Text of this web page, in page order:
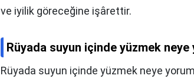
ve iyilik göreceğine işârettir.
Rüyada suyun içinde yüzmek neye
Rüyada suyun içinde yüzmek neye